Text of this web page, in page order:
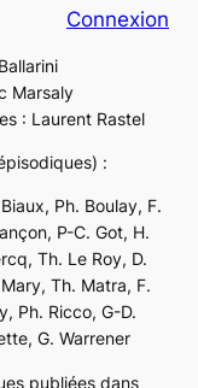
Connexion
Marsaly
: Laurent Rastel
:
Ph. Boulay, F.
P-C. Got, H.
Th. Le Roy, D.
Th. Matra, F.
Ph. Ricco, G-D.
G. Warrener
publiées dans